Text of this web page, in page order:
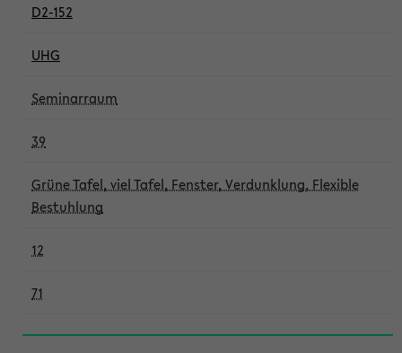
D2-152
UHG
Seminarraum
39
Grüne Tafel, viel Tafel, Fenster, Verdunklung, Flexible
Bestuhlung
12
71